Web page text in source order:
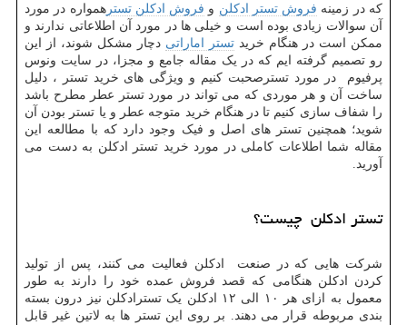
که در زمینه فروش تستر ادکلن و فروش ادکلن تسترهمواره در مورد
آن سوالات زیادی بوده است و خیلی ها در مورد آن اطلاعاتی ندارند و
ممکن است در هنگام خرید تستر اماراتی دچار مشکل شوند، از این
رو تصمیم گرفته ایم که در یک مقاله جامع و مجزا، در سایت ونوس
پرفیوم در مورد تسترصحبت کنیم و ویژگی های خرید تستر ، دلیل
ساخت آن و هر موردی که می تواند در مورد تستر عطر مطرح باشد
را شفاف سازی کنیم تا در هنگام خرید متوجه عطر و یا تستر بودن آن
شوید؛ همچنین تستر های اصل و فیک وجود دارد که با مطالعه این
مقاله شما اطلاعات کاملی در مورد خرید تستر ادکلن به دست می
آورید.
تستر ادکلن چیست؟
شرکت هایی که در صنعت ادکلن فعالیت می کنند، پس از تولید
کردن ادکلن هنگامی که قصد فروش عمده خود را دارند به طور
معمول به ازای هر ۱۰ الی ۱۲ ادکلن یک تسترادکلن نیز درون بسته
بندی مربوطه قرار می دهند. بر روی این تستر ها به لاتین غیر قابل